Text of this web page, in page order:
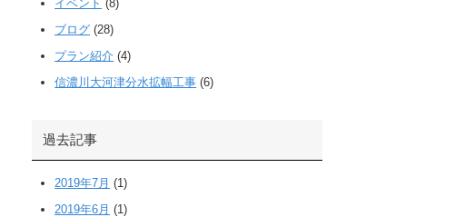
イベント (8)
ブログ (28)
プラン紹介 (4)
信濃川大河津分水拡幅工事 (6)
過去記事
2019年7月 (1)
2019年6月 (1)